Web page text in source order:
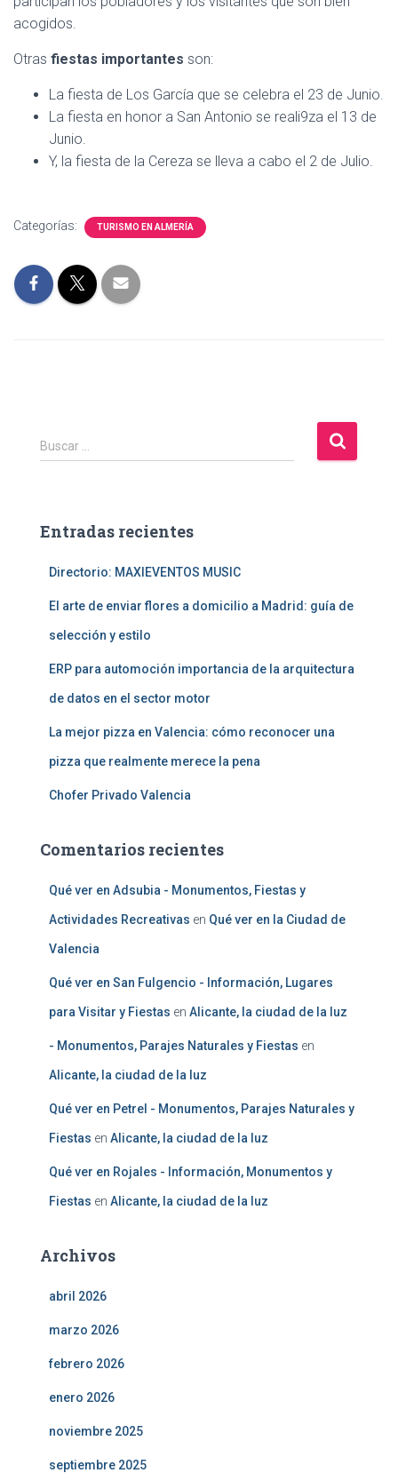
acogidos.
Otras fiestas importantes son:
La fiesta de Los García que se celebra el 23 de Junio.
La fiesta en honor a San Antonio se reali9za el 13 de
Junio.
Y, la fiesta de la Cereza se lleva a cabo el 2 de Julio.
Categorías: TURISMO EN ALMERÍA
B
u
r
Buscar …
Entradas recientes
Directorio: MAXIEVENTOS MUSIC
El arte de enviar flores a domicilio a Madrid: guía de
selección y estilo
ERP para automoción importancia de la arquitectura
de datos en el sector motor
La mejor pizza en Valencia: cómo reconocer una
pizza que realmente merece la pena
Chofer Privado Valencia
Comentarios recientes
Qué ver en Adsubia - Monumentos, Fiestas y
Actividades Recreativas en Qué ver en la Ciudad de
Valencia
Qué ver en San Fulgencio - Información, Lugares
para Visitar y Fiestas en Alicante, la ciudad de la luz
- Monumentos, Parajes Naturales y Fiestas en
Alicante, la ciudad de la luz
Qué ver en Petrel - Monumentos, Parajes Naturales y
Fiestas en Alicante, la ciudad de la luz
Qué ver en Rojales - Información, Monumentos y
Fiestas en Alicante, la ciudad de la luz
Archivos
abril 2026
marzo 2026
febrero 2026
enero 2026
noviembre 2025
septiembre 2025